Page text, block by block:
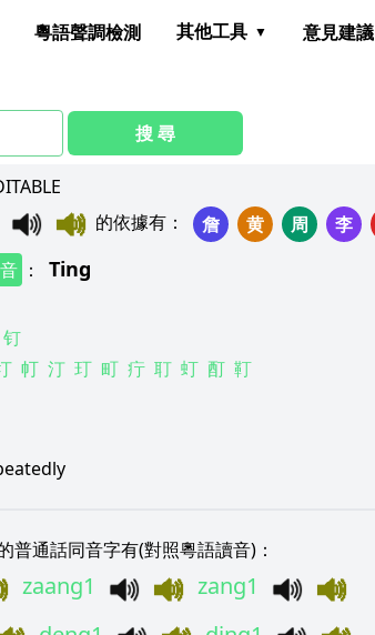
粵語聲調檢測 其他工具 意見建議
搜 尋
的依據有： 詹 黄 周 李
： Ting
钉
帄 汀 玎 町 疔 耵 虰 酊 靪
普通話同音字有(對照粵語讀音)：
zaang1 zang1